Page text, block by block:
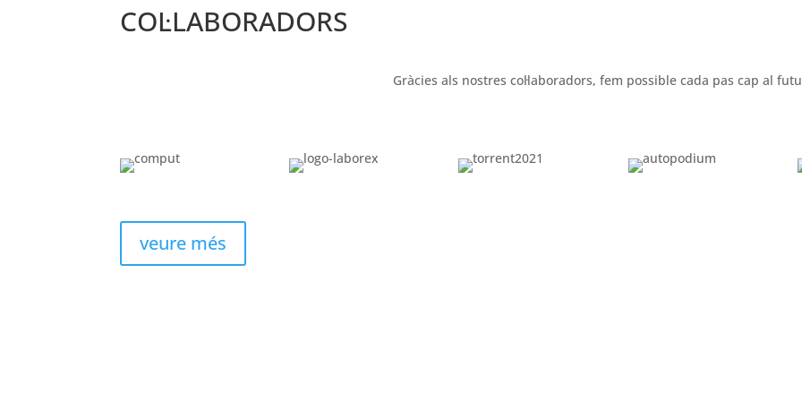
COL·LABORADORS
Gràcies als nostres col·laboradors, fem possible cada pas cap al
veure més